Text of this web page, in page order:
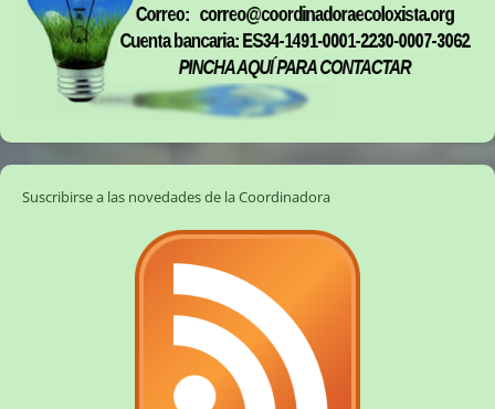
Suscribirse a las novedades de la Coordinadora